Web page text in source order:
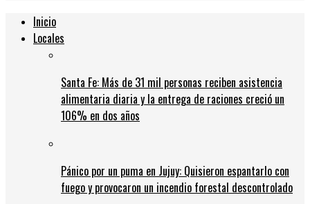
Inicio
Locales
Santa Fe: Más de 31 mil personas reciben asistencia
alimentaria diaria y la entrega de raciones creció un
106% en dos años
Pánico por un puma en Jujuy: Quisieron espantarlo con
fuego y provocaron un incendio forestal descontrolado